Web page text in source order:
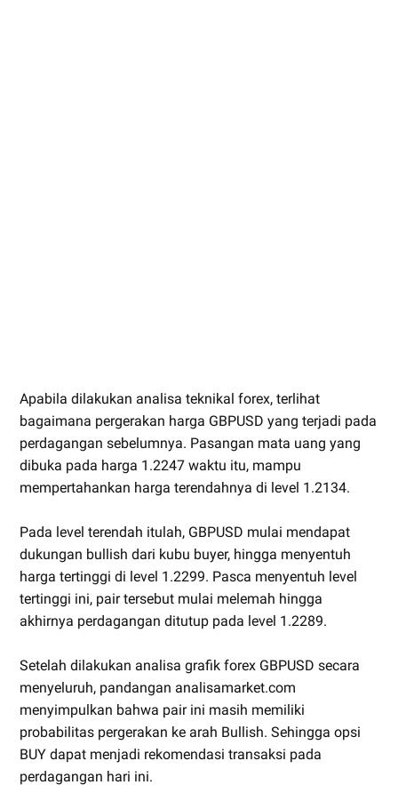
Apabila dilakukan analisa teknikal forex, terlihat
bagaimana pergerakan harga GBPUSD yang terjadi pada
perdagangan sebelumnya. Pasangan mata uang yang
dibuka pada harga 1.2247 waktu itu, mampu
mempertahankan harga terendahnya di level 1.2134.
Pada level terendah itulah, GBPUSD mulai mendapat
dukungan bullish dari kubu buyer, hingga menyentuh
harga tertinggi di level 1.2299. Pasca menyentuh level
tertinggi ini, pair tersebut mulai melemah hingga
akhirnya perdagangan ditutup pada level 1.2289.
Setelah dilakukan analisa grafik forex GBPUSD secara
menyeluruh, pandangan analisamarket.com
menyimpulkan bahwa pair ini masih memiliki
probabilitas pergerakan ke arah Bullish. Sehingga opsi
BUY dapat menjadi rekomendasi transaksi pada
perdagangan hari ini.